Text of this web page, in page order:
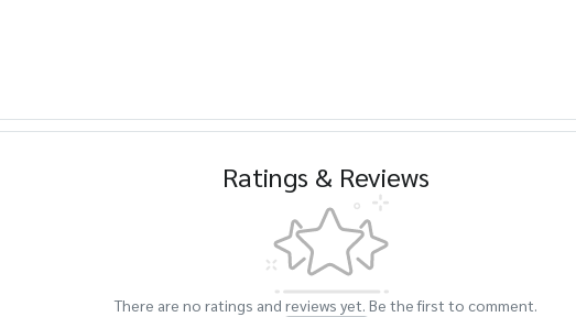
Ratings & Reviews
There are no ratings and reviews yet. Be the first to comment.